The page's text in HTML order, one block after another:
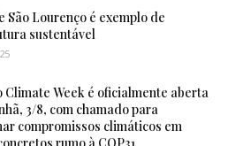
São Lourenço é exemplo de
sustentável
Climate Week é oficialmente aberta
3/8, com chamado para
compromissos climáticos em